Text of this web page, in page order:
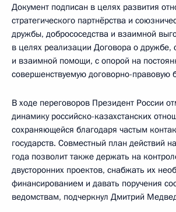
Документ подписан в целях развития
стратегического партнёрства и
дружбы, добрососедства и взаимной
в целях реализации Договора о дружбе,
и взаимной помощи, с опорой на
совершенствуемую договорно-правовую
В ходе переговоров Президент России
динамику российско-казахстанских
сохраняющейся благодаря частым
государств. Совместный план действий
года позволит также держать на
двусторонних проектов, снабжать их
финансированием и давать поручения
ведомствам, подчеркнул Дмитрий